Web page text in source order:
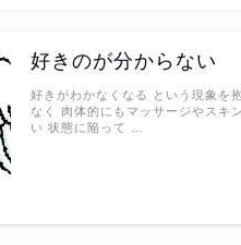
好きのが分からない
好きがわかなくなる という現象を
なく 肉体的にもマッサージやスキ
い 状態に陥って …